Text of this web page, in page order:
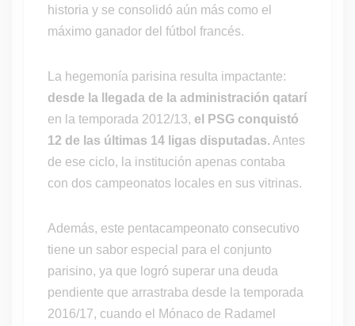
historia y se consolidó aún más como el
máximo ganador del fútbol francés.
La hegemonía parisina resulta impactante:
desde la llegada de la administración qatarí
en la temporada 2012/13, el PSG conquistó
12 de las últimas 14 ligas disputadas. Antes
de ese ciclo, la institución apenas contaba
con dos campeonatos locales en sus vitrinas.
Además, este pentacampeonato consecutivo
tiene un sabor especial para el conjunto
parisino, ya que logró superar una deuda
pendiente que arrastraba desde la temporada
2016/17, cuando el Mónaco de Radamel